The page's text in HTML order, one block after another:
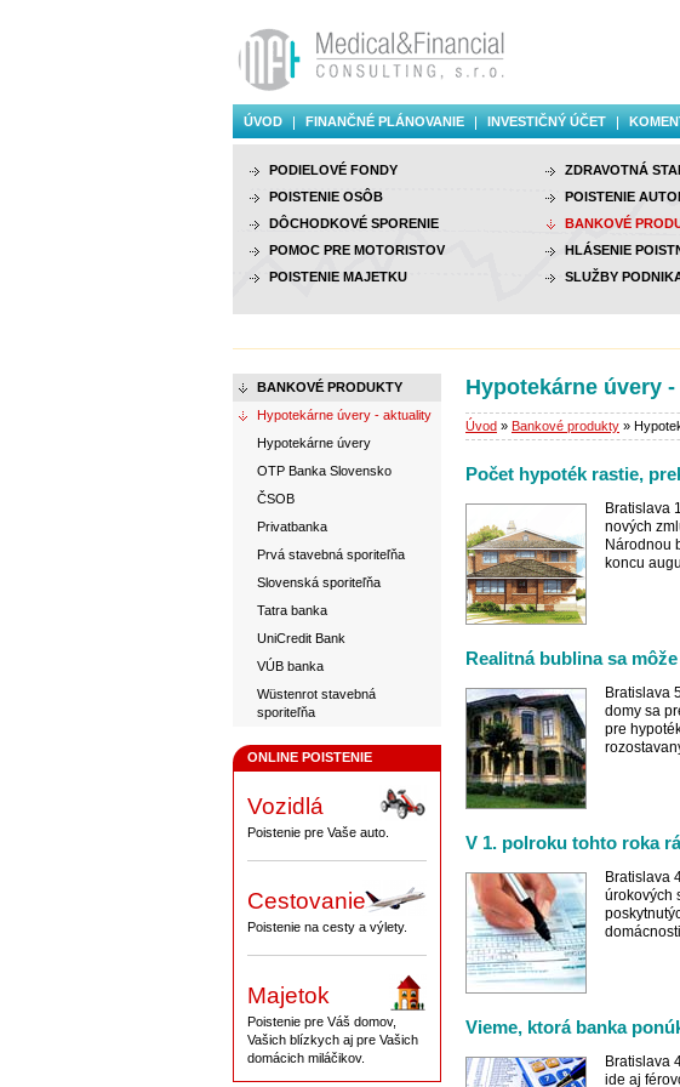
ÚVOD FINANČNÉ PLÁNOVANIE INVESTIČNÝ ÚČET
PODIELOVÉ FONDY
POISTENIE OSÔB
DÔCHODKOVÉ SPORENIE
POMOC PRE MOTORISTOV
POISTENIE MAJETKU
ZDRAVOTNÁ
POISTENIE
BANKOVÉ
HLÁSENIE
SLUŽBY
BANKOVÉ PRODUKTY
Hypotekárne úvery - aktuality
Hypotekárne úvery
OTP Banka Slovensko
ČSOB
Privatbanka
Prvá stavebná sporiteľňa
Slovenská sporiteľňa
Tatra banka
UniCredit Bank
VÚB banka
Wüstenrot stavebná
sporiteľňa
ONLINE POISTENIE
Vozidlá
Poistenie pre Vaše auto.
Cestovanie
Poistenie na cesty a výlety.
Majetok
Poistenie pre Váš domov,
Vašich blízkych aj pre Vašich
domácich miláčikov.
Hypotekárne úvery
Úvod » Bankové produkty »
Počet hypoték rastie,
Bratislava
nových
Národnou
koncu
Realitná bublina sa
Bratislava
domy sa
pre
V 1. polroku tohto roka
Bratislava
úrokových
Vieme, ktorá banka
Bratislava
ide aj